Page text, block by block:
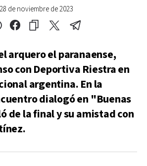
28 de noviembre de 2023
arquero el paranaense,
con Deportiva Riestra en
argentina. En la
dialogó en "Buenas
de la final y su amistad con